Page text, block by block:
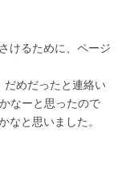
けるために、ページ
だめだったと連絡い
なーと思ったので
なと思いました。